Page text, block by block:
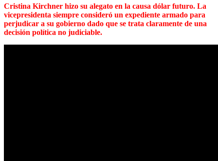
Cristina Kirchner hizo su alegato en la causa dólar futuro. La
vicepresidenta siempre consideró un expediente armado para
perjudicar a su gobierno dado que se trata claramente de una
decisión política no judiciable.